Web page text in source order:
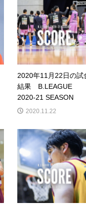
2020年11月22日の試
結果 B.LEAGUE
2020-21 SEASON
2020.11.22